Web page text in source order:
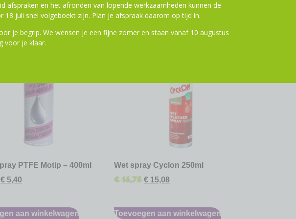
PTFE Motip – 400ml
€ 5,40
aan winkelwagen
Wet spray Cyclon 250ml
€16,75 € 15,08
Toevoegen aan winkelwagen
afspraken en het afronden van lopende werkzaamheden kunnen de
18 juli snel volgeboekt zijn. Plan je afspraak daarom op tijd in.
je begrip. We wensen je een fijne zomer en staan vanaf 10 augustus
voor je klaar.